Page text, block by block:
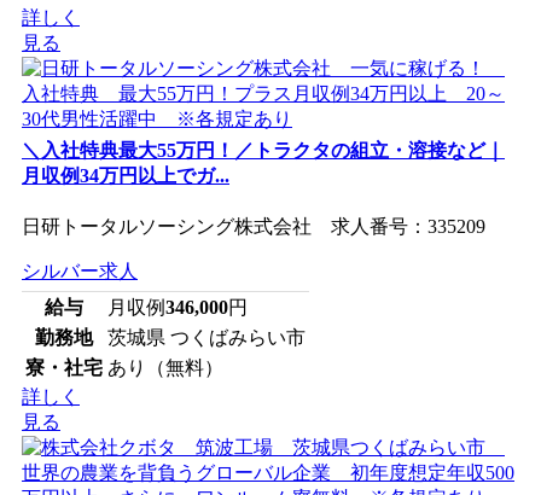
詳しく
見る
＼入社特典最大55万円！／トラクタの組立・溶接など｜
月収例34万円以上でガ...
日研トータルソーシング株式会社 求人番号：335209
シルバー求人
給与
月収例346,000円
勤務地
茨城県 つくばみらい市
寮・社宅 あり（無料）
詳しく
見る